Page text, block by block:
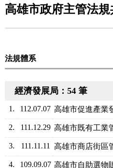
高雄市政府主管法
法規體系
經濟發展局：54 筆
1. 112.07.07 高雄市促進產業
2. 111.12.29 高雄市既有工業
3. 111.11.11 高雄市商店街區
4. 109.09.07 高雄市自助選物